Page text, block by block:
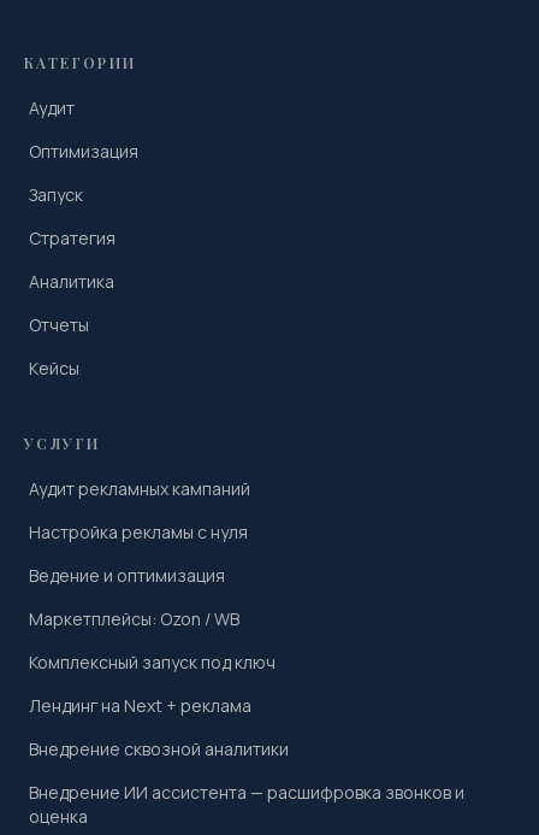
КАТЕГОРИИ
Аудит
Оптимизация
Запуск
Стратегия
Аналитика
Отчеты
Кейсы
УСЛУГИ
Аудит рекламных кампаний
Настройка рекламы с нуля
Ведение и оптимизация
Маркетплейсы: Ozon / WB
Комплексный запуск под ключ
Лендинг на Next + реклама
Внедрение сквозной аналитики
Внедрение ИИ ассистента — расшифровка звонков и
оценка